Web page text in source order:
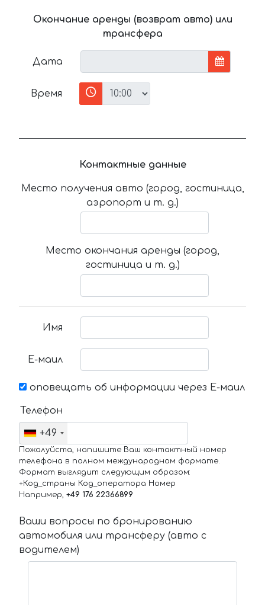
Окончание аренды (возврат авто) или
трансфера
Дата
Время
Контактные данные
Место получения авто (город, гостиница,
аэропорт и т. д.)
Место окончания аренды (город,
гостиница и т. д.)
Имя
Е-маил
оповещать об информации через Е-маил
Телефон
+49
Пожалуйста, напишите Ваш контактный номер
телефона в полном международном формате.
Формат выглядит следующим образом:
+Код_страны Код_оператора Номер
Например, +49 176 22366899
Ваши вопросы по бронированию
автомобиля или трансферу (авто с
водителем)